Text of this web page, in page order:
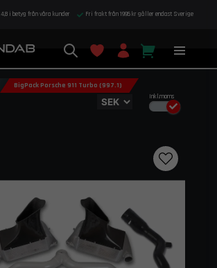
4,8 i betyg från våra kunder Fri frakt från 1995 kr gäller endast Sverige
Inkl.moms
BigPack Porsche 911 Turbo (997.1)